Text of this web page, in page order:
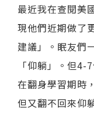
最近我在查閱美
現他們近期做了
建議」。眠友們
「仰躺」。但4-
在翻身學習期時
但又翻不回來仰